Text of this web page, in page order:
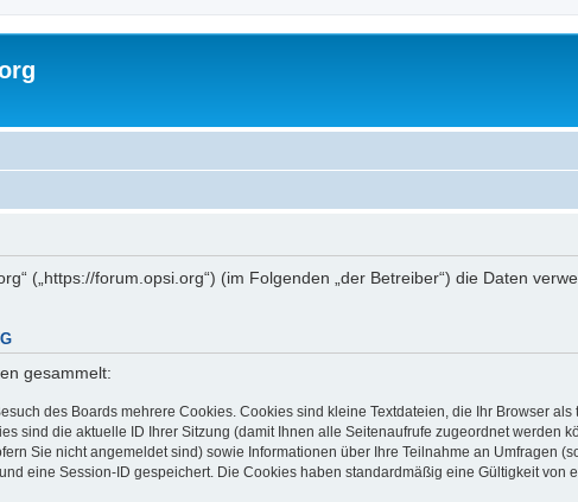
(„https://forum.opsi.org“) (im Folgenden „der Betreiber“) die Daten
gesammelt:
des Boards mehrere Cookies. Cookies sind kleine Textdateien, die Ihr Browser
sind die aktuelle ID Ihrer Sitzung (damit Ihnen alle Seitenaufrufe zugeordnet werden
Sie nicht angemeldet sind) sowie Informationen über Ihre Teilnahme an Umfragen
eine Session-ID gespeichert. Die Cookies haben standardmäßig eine Gültigkeit von